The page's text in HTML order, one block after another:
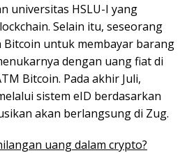
universitas HSLU-I yang
Selain itu, seseorang
untuk membayar barang
dengan uang fiat di
Bitcoin. Pada akhir Juli,
sistem eID berdasarkan
akan berlangsung di Zug.
uang dalam crypto?